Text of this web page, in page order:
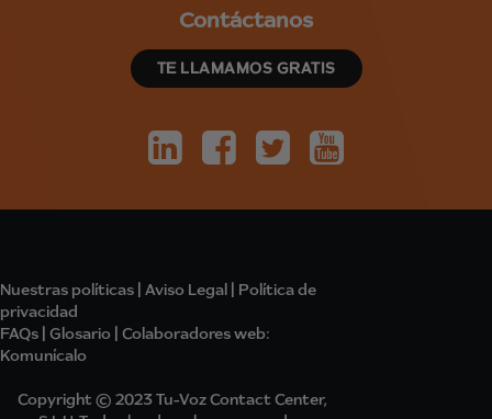
Contáctanos
TE LLAMAMOS GRATIS
Nuestras políticas | Aviso Legal | Política de
privacidad
FAQs | Glosario | Colaboradoresweb:
Komunícalo
Copyright © 2023 Tu-Voz Contact Center,